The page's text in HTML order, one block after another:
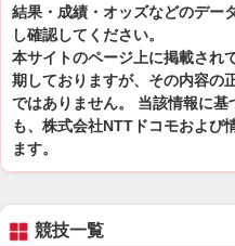
結果・成績・オッズなどのデー
し確認してください。
本サイトのページ上に掲載され
期しておりますが、その内容の
ではありません。 当該情報に
も、株式会社NTTドコモおよび
ます。
競技一覧